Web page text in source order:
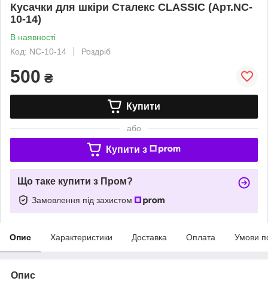
Кусачки для шкіри Сталекс CLASSIC (Арт.NC-
10-14)
В наявності
Код: NC-10-14
Роздріб
500 ₴
Купити
або
Купити з
Що таке купити з Пром?
Замовлення під захистом
Опис Характеристики Доставка Оплата Умови
Опис